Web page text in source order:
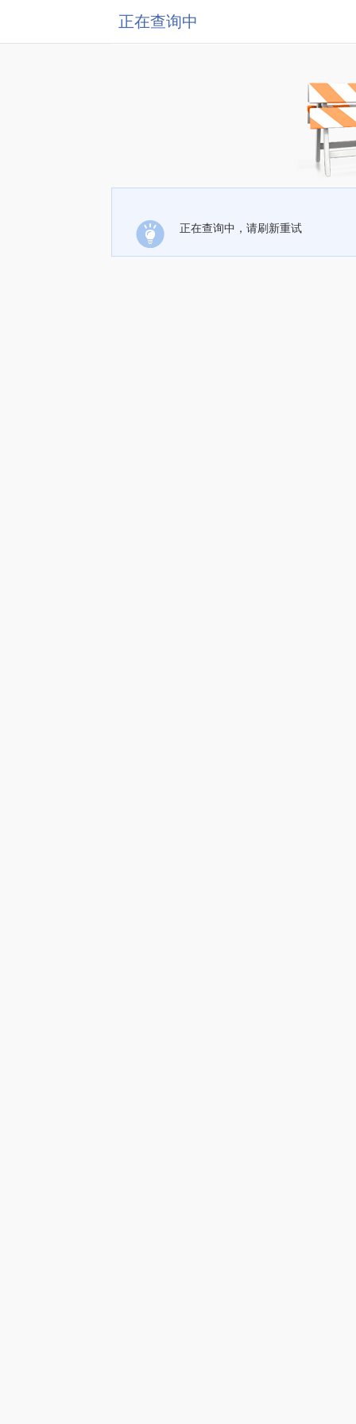
正在查询中
正在查询中，请刷新重试